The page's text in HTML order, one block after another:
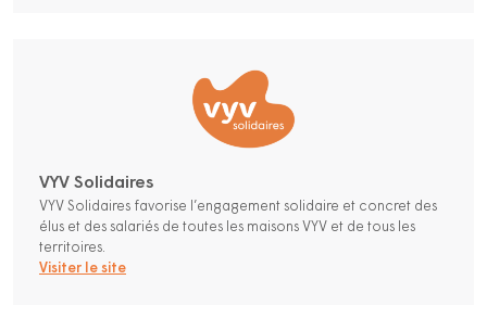
VYV Solidaires
VYV Solidaires favorise l’engagement solidaire et concret des
élus et des salariés de toutes les maisons VYV et de tous les
territoires.
Visiter le site